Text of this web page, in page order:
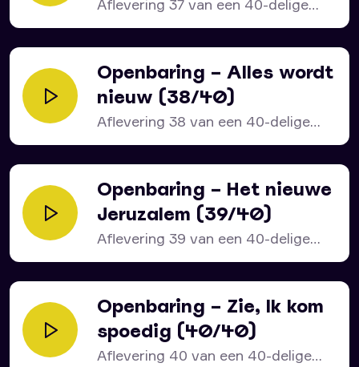
Aflevering 37 van een 40-delige
serie over het bijbelboek...
Openbaring – Alles wordt
nieuw (38/40)
Aflevering 38 van een 40-delige
serie over het bijbelboek...
Openbaring – Het nieuwe
Jeruzalem (39/40)
Aflevering 39 van een 40-delige
serie over het bijbelboek...
Openbaring – Zie, Ik kom
spoedig (40/40)
Aflevering 40 van een 40-delige